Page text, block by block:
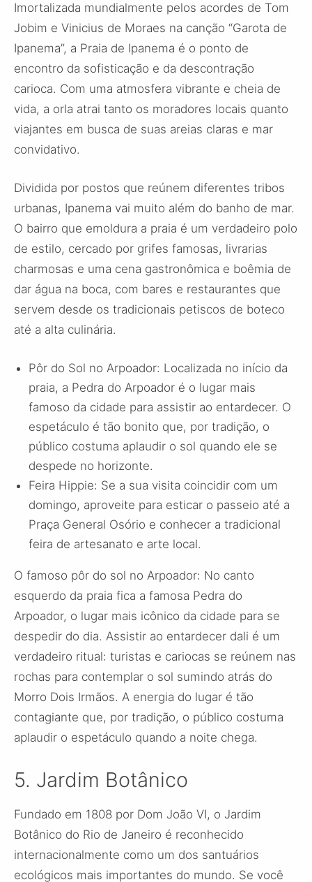
Imortalizada mundialmente pelos acordes de Tom
Jobim e Vinicius de Moraes na canção “Garota de
Ipanema”, a Praia de Ipanema é o ponto de
encontro da sofisticação e da descontração
carioca. Com uma atmosfera vibrante e cheia de
vida, a orla atrai tanto os moradores locais quanto
viajantes em busca de suas areias claras e mar
convidativo.
Dividida por postos que reúnem diferentes tribos
urbanas, Ipanema vai muito além do banho de mar.
O bairro que emoldura a praia é um verdadeiro polo
de estilo, cercado por grifes famosas, livrarias
charmosas e uma cena gastronômica e boêmia de
dar água na boca, com bares e restaurantes que
servem desde os tradicionais petiscos de boteco
até a alta culinária.
Pôr do Sol no Arpoador: Localizada no início da
praia, a Pedra do Arpoador é o lugar mais
famoso da cidade para assistir ao entardecer. O
espetáculo é tão bonito que, por tradição, o
público costuma aplaudir o sol quando ele se
despede no horizonte.
Feira Hippie: Se a sua visita coincidir com um
domingo, aproveite para esticar o passeio até a
Praça General Osório e conhecer a tradicional
feira de artesanato e arte local.
O famoso pôr do sol no Arpoador: No canto
esquerdo da praia fica a famosa Pedra do
Arpoador, o lugar mais icônico da cidade para se
despedir do dia. Assistir ao entardecer dali é um
verdadeiro ritual: turistas e cariocas se reúnem nas
rochas para contemplar o sol sumindo atrás do
Morro Dois Irmãos. A energia do lugar é tão
contagiante que, por tradição, o público costuma
aplaudir o espetáculo quando a noite chega.
5. Jardim Botânico
Fundado em 1808 por Dom João VI, o Jardim
Botânico do Rio de Janeiro é reconhecido
internacionalmente como um dos santuários
ecológicos mais importantes do mundo. Se você